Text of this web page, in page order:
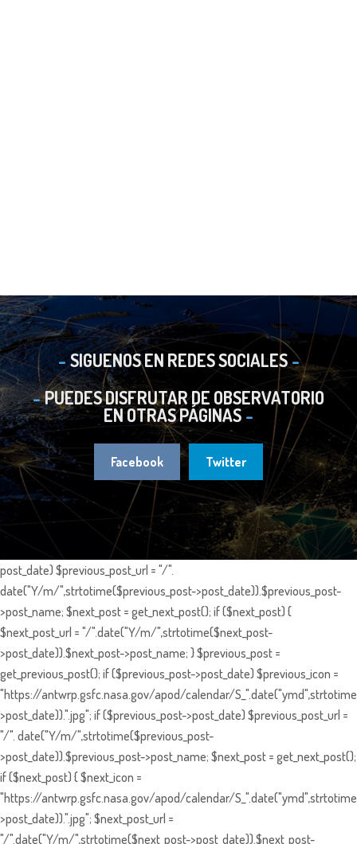
SIGUENOS EN REDES SOCIALES
PUEDES DISFRUTAR DE OBSERVATORIO
EN OTRAS PÁGINAS
Facebook Twitter
post_date) $previous_post_url = "/".
date("Y/m/",strtotime($previous_post->post_date)).$previous_post-
>post_name; $next_post = get_next_post(); if ($next_post) {
$next_post_url = "/".date("Y/m/",strtotime($next_post-
>post_date)).$next_post->post_name; } $previous_post =
get_previous_post(); if ($previous_post->post_date) $previous_icon =
"https://antwrp.gsfc.nasa.gov/apod/calendar/
>post_date)).".jpg"; if ($previous_post->post_date) $previous_post_url =
"/". date("Y/m/",strtotime($previous_post-
>post_date)).$previous_post->post_name; $next_post = get_next_post();
if ($next_post) { $next_icon =
"https://antwrp.gsfc.nasa.gov/apod/calendar/
>post_date)).".jpg"; $next_post_url =
"/".date("Y/m/",strtotime($next_post->post_date)).$next_post-